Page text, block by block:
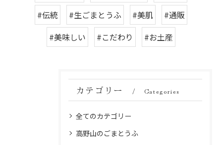
#伝統
#生ごまとうふ #美肌
#通販
#美味しい
#こだわり #お土産
カテゴリー Categories
全てのカテゴリー
高野山のごまとうふ